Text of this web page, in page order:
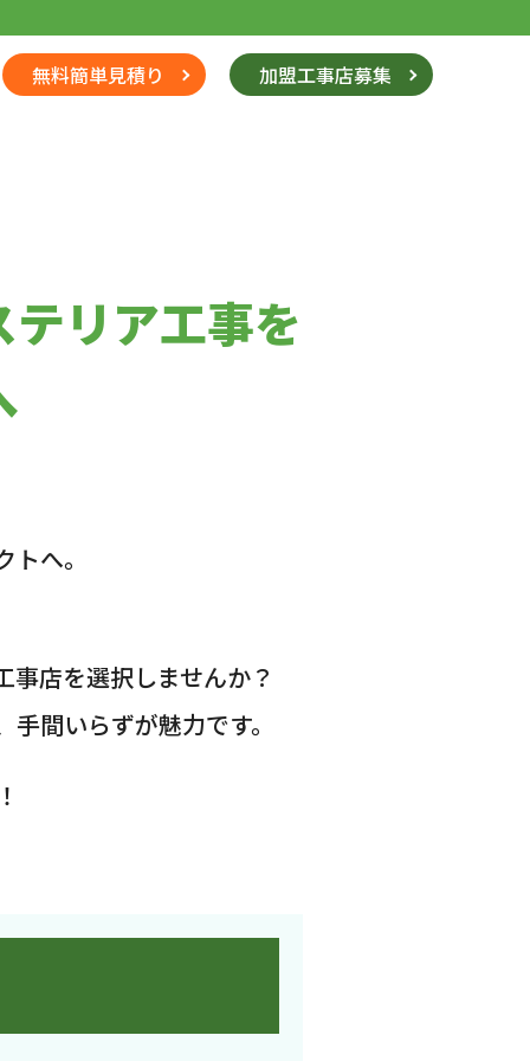
無料簡単見積り 加盟工事店募集
リア工事を
へ。
店を選択しませんか？
間いらずが魅力です。